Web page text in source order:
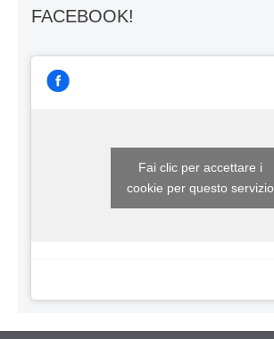
FACEBOOK!
Fai clic per accettare i
cookie per questo servizio